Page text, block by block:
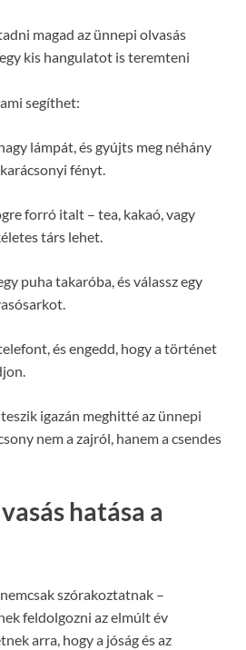
magad az ünnepi olvasás
kis hangulatot is teremteni
segíthet:
lámpát, és gyújts meg néhány
fényt.
forró italt – tea, kakaó, vagy
társ lehet.
puha takaróba, és válassz egy
és engedd, hogy a történet
igazán meghitté az ünnepi
nem a zajról, hanem a csendes
hatása a
szórakoztatnak –
feldolgozni az elmúlt év
arra, hogy a jóság és az